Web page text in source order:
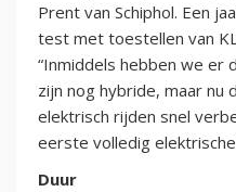
Prent van Schiphol. Een
test met toestellen van
“Inmiddels hebben we er
zijn nog hybride, maar nu
elektrisch rijden snel
eerste volledig
Duur